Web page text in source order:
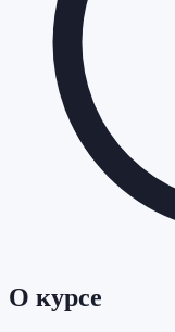
О курсе